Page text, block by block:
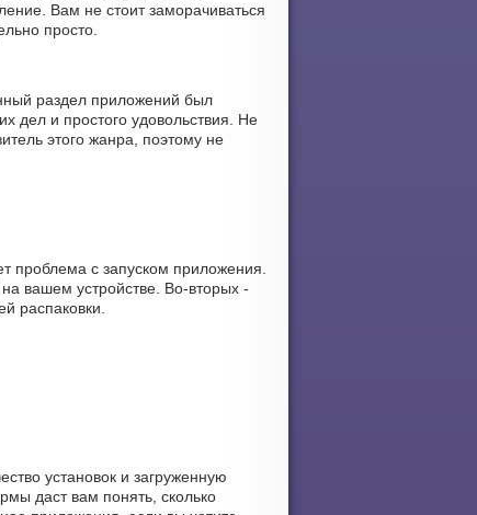
Вам не стоит заморачиваться
просто.
раздел приложений был
дел и простого удовольствия. Не
этого жанра, поэтому не
проблема с запуском приложения.
вашем устройстве. Во-вторых -
распаковки.
установок и загруженную
даст вам понять, сколько